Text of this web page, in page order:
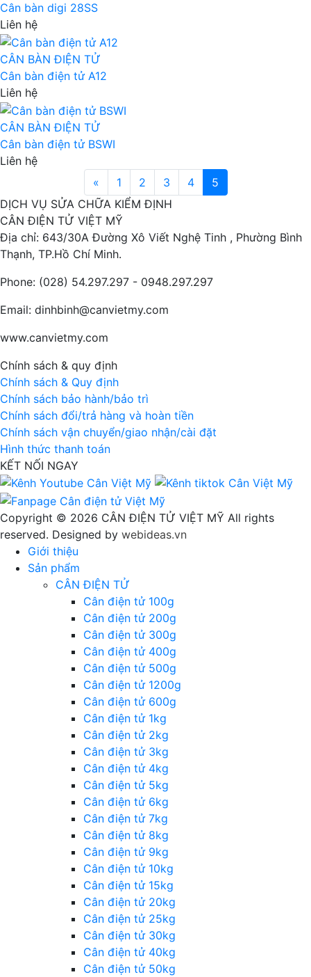
Cân bàn digi 28SS
Liên hệ
CÂN BÀN ĐIỆN TỬ
Cân bàn điện tử A12
Liên hệ
CÂN BÀN ĐIỆN TỬ
Cân bàn điện tử BSWI
Liên hệ
«
1 2 3 4
5
DỊCH VỤ SỬA CHỮA KIỂM ĐỊNH
CÂN ĐIỆN TỬ VIỆT MỸ
Địa chỉ: 643/30A Đường Xô Viết Nghệ Tinh , Phường Bình
Thạnh, TP.Hồ Chí Minh.
Phone: (028) 54.297.297 - 0948.297.297
Email: dinhbinh@canvietmy.com
www.canvietmy.com
Chính sách & quy định
Chính sách & Quy định
Chính sách bảo hành/bảo trì
Chính sách đổi/trả hàng và hoàn tiền
Chính sách vận chuyển/giao nhận/cài đặt
Hình thức thanh toán
KẾT NỐI NGAY
Copyright © 2026 CÂN ĐIỆN TỬ VIỆT MỸ All rights
reserved. Designed by webideas.vn
Giới thiệu
Sản phẩm
CÂN ĐIỆN TỬ
Cân điện tử 100g
Cân điện tử 200g
Cân điện tử 300g
Cân điện tử 400g
Cân điện tử 500g
Cân điện tử 1200g
Cân điện tử 600g
Cân điện tử 1kg
Cân điện tử 2kg
Cân điện tử 3kg
Cân điện tử 4kg
Cân điện tử 5kg
Cân điện tử 6kg
Cân điện tử 7kg
Cân điện tử 8kg
Cân điện tử 9kg
Cân điện tử 10kg
Cân điện tử 15kg
Cân điện tử 20kg
Cân điện tử 25kg
Cân điện tử 30kg
Cân điện tử 40kg
Cân điện tử 50kg